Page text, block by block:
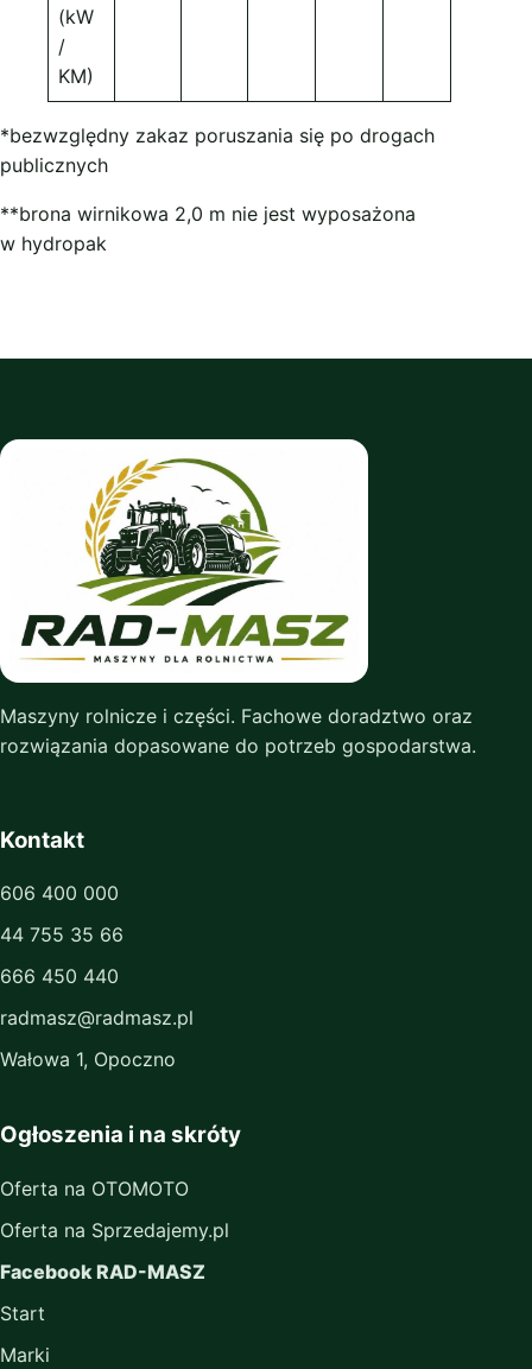
(kW
/
KM)
*bezwzględny zakaz poruszania się po drogach
publicznych
**brona wirnikowa 2,0 m nie jest wyposażona
w hydropak
Maszyny rolnicze i części. Fachowe doradztwo oraz
rozwiązania dopasowane do potrzeb gospodarstwa.
Kontakt
606 400 000
44 755 35 66
666 450 440
radmasz@radmasz.pl
Wałowa 1, Opoczno
Ogłoszenia i na skróty
Oferta na OTOMOTO
Oferta na Sprzedajemy.pl
Facebook RAD-MASZ
Start
Marki